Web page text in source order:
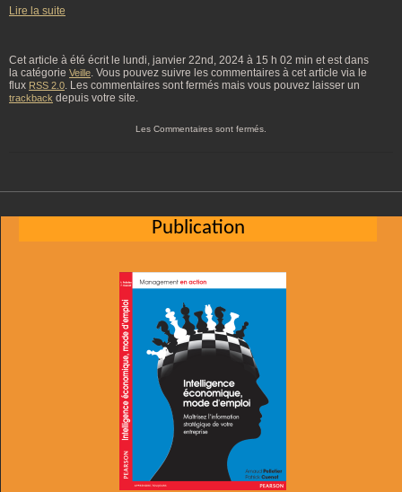
Lire la suite
Cet article à été écrit le lundi, janvier 22nd, 2024 à 15 h 02 min et est dans
la catégorie Veille. Vous pouvez suivre les commentaires à cet article via le
flux RSS 2.0. Les commentaires sont fermés mais vous pouvez laisser un
trackback depuis votre site.
Les Commentaires sont fermés.
Publication